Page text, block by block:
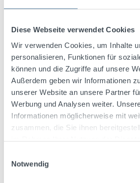
Diese Webseite verwendet Cookies
Wir verwenden Cookies, um Inhalte
personalisieren, Funktionen für
können und die Zugriffe auf unsere
Außerdem geben wir Informationen
unserer Website an unsere Partner
Werbung und Analysen weiter.
Informationen möglicherweise mit
zusammen, die Sie ihnen
Notwendig
Dujardin Imperial Weinbrand 0,7l
Content:0.7 Liter(€15.70 / 1 Liter)
Prices incl. VAT plus shipping costs